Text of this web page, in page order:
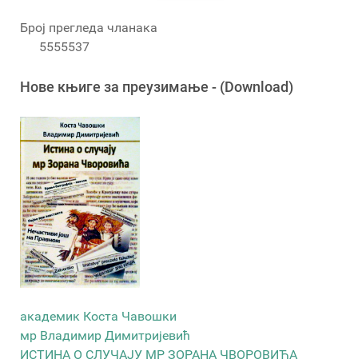
Број прегледа чланака
5555537
Новe књигe за преузимање - (Download)
академик Коста Чавошки
мр Владимир Димитријевић
ИСТИНА О СЛУЧАЈУ МР ЗОРАНА ЧВОРОВИЋА